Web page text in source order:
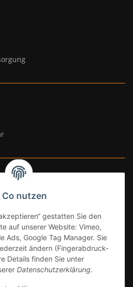
nutzen
gestatten Sie den
auf unserer Website: Vimeo,
Ads, Google Tag Manager. Sie
ändern (Fingerabdruck-
Details finden Sie unter
Datenschutzerklärung.